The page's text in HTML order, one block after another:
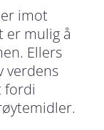
imot
er mulig å
Ellers
verdens
fordi